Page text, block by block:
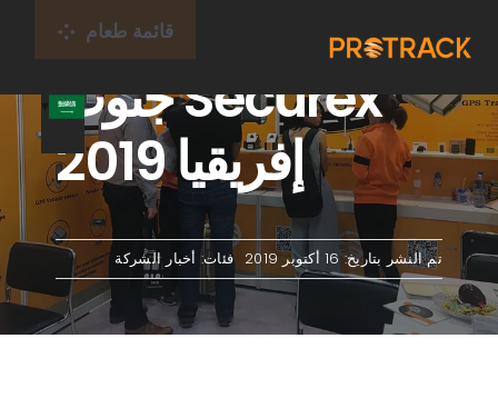
قائمة طعام
بيت
جهاز تعقب GPS
منصة جي بي اس
بطاقة إنترنت الأشياء
Securex جنوب
إفريقيا 2019
تم النشر بتاريخ: 16 أكتوبر 2019 فئات: أخبار الشركة